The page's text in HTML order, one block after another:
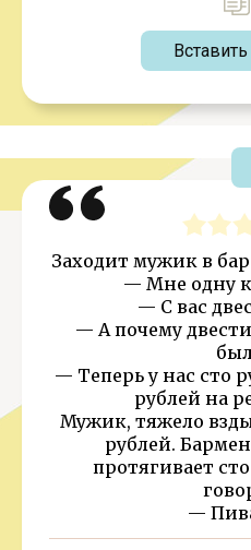
Заходит мужик в
— Мне одну
— С вас
— А почему
— Теперь у нас сто
рублей на
Мужик, тяжело
рублей.
протягивает
—